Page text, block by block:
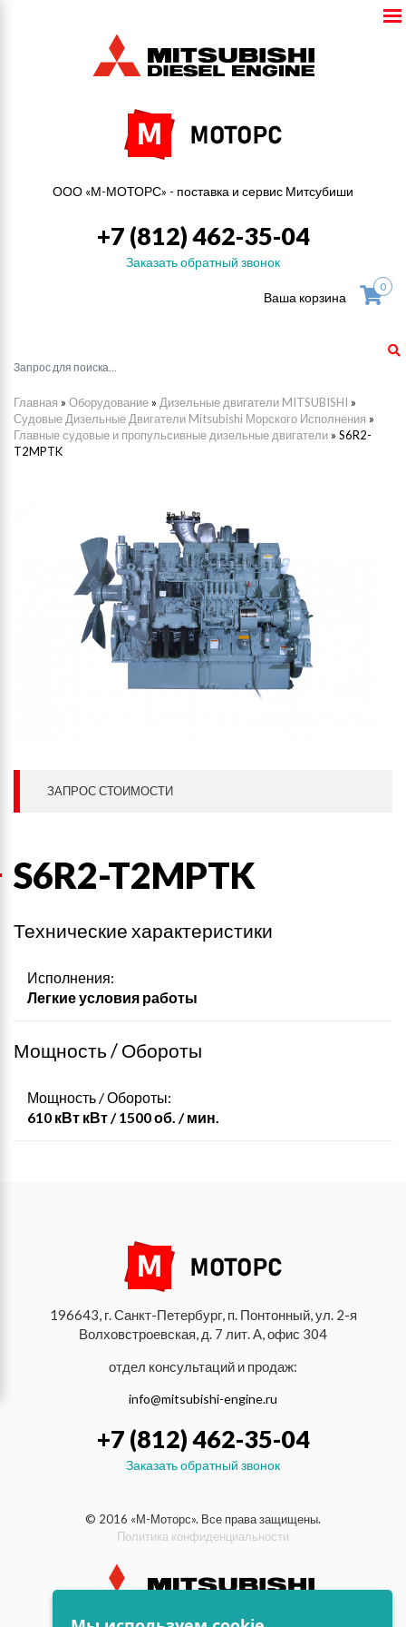
ООО «М-МОТОРС» - поставка и сервис Митсубиши
+7 (812) 462-35-04
Заказать обратный звонок
Ваша корзина
0
Главная » Оборудование » Дизельные двигатели MITSUBISHI »
Судовые Дизельные Двигатели Mitsubishi Морского Исполнения »
Главные судовые и пропульсивные дизельные двигатели » S6R2-
T2MPTK
ЗАПРОС СТОИМОСТИ
S6R2-T2MPTK
Технические характеристики
Исполнения:
Легкие условия работы
Мощность / Обороты
Мощность / Обороты:
610 кВт кВт / 1500 об. / мин.
196643, г. Санкт-Петербург, п. Понтонный, ул. 2-я
Волховстроевская, д. 7 лит. А, офис 304
отдел консультаций и продаж:
info@mitsubishi-engine.ru
+7 (812) 462-35-04
Заказать обратный звонок
© 2016 «М-Моторс». Все права защищены.
Политика конфиденциальности